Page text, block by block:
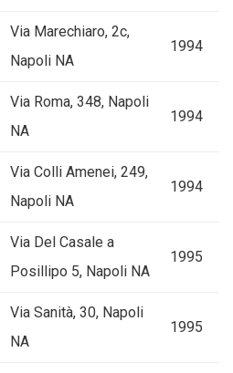
Via Marechiaro, 2c,
Napoli NA
1994
Via Roma, 348, Napoli
NA
1994
Via Colli Amenei, 249,
Napoli NA
1994
Via Del Casale a
Posillipo 5, Napoli NA
1995
Via Sanità, 30, Napoli
NA
1995